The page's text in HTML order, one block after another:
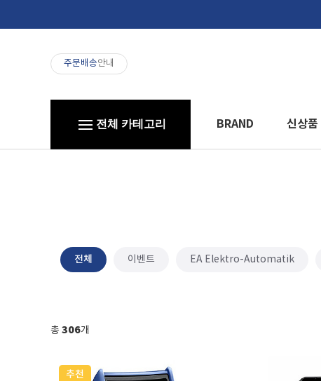
주문배송안내
전체 카테고리 BRAND 신상품
전체 이벤트 EA Elektro-Automatik
총 306개
추천